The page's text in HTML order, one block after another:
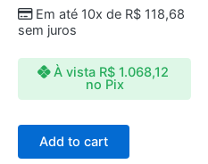
Em até 10x de R$118,68
sem juros
À vista R$1.068,12
no Pix
Add to cart